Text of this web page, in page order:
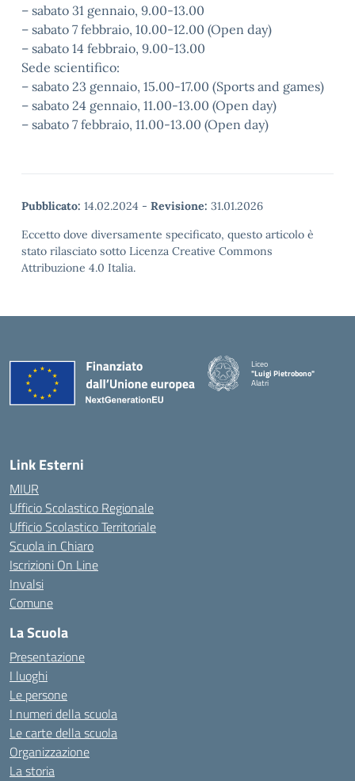
– sabato 31 gennaio, 9.00-13.00
– sabato 7 febbraio, 10.00-12.00 (Open day)
– sabato 14 febbraio, 9.00-13.00
Sede scientifico:
– sabato 23 gennaio, 15.00-17.00 (Sports and games)
– sabato 24 gennaio, 11.00-13.00 (Open day)
– sabato 7 febbraio, 11.00-13.00 (Open day)
Pubblicato: 14.02.2024 - Revisione: 31.01.2026
Eccetto dove diversamente specificato, questo articolo è
stato rilasciato sotto Licenza Creative Commons
Attribuzione 4.0 Italia.
Liceo
"Luigi Pietrobono"
Alatri
Link Esterni
MIUR
Ufficio Scolastico Regionale
Ufficio Scolastico Territoriale
Scuola in Chiaro
Iscrizioni On Line
Invalsi
Comune
La Scuola
Presentazione
I luoghi
Le persone
I numeri della scuola
Le carte della scuola
Organizzazione
La storia